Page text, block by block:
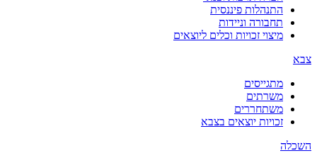
התנהלות פיננסית
תחבורה וניידות
מיצוי זכויות וכלים ליוצאים
צבא
מתגייסים
משרתים
משתחררים
זכויות יוצאים בצבא
השכלה